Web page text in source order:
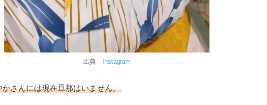
出典 Instagram
さんには現在旦那はいません。